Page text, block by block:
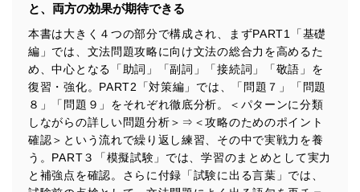
と、両方の効果が期待できる
本書は大きく４つの部分で構成され、まずPART1「基礎
編」では、文法問題攻略に向け文法の総合力を高めるた
め、中心となる「助詞」「副詞」「接続詞」「敬語」を
復習・強化。PART2「対策編」では、「問題７」「問題
８」「問題９」をそれぞれ徹底分析。＜パターンに分類
しながらの詳しい問題分析＞⇒＜攻略のためのポイント
確認＞という流れで繰り返し練習、その中で実戦力を養
う。PART３「模擬試験」では、学習のまとめとして実力
と補強点を確認。さらに付録「試験に出る言葉」では、